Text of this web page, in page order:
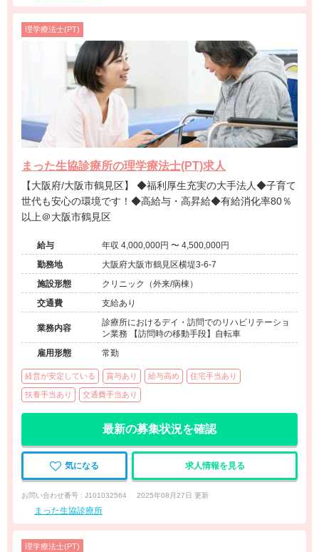
理学療法士(PT)
まった生協診療所の理学療法士(PT)求人
【大阪府/大阪市鶴見区】 ◆福利厚生充実の大手法人◆子育て
世代も安心の環境です！◆高給与・高昇給◆有給消化率80％
以上＠大阪市鶴見区
給与
年収 4,000,000円 〜 4,500,000円
勤務地
大阪府大阪市鶴見区横堤3-6-7
施設形態
クリニック（外来/病棟）
交通費
支給あり
業務内容
診療所におけるデイ・訪問でのリハビリテーショ
ン業務 【訪問時の移動手段】自転車
雇用形態
常勤
経営が安定している 賞与あり 給与高め 住宅手当あり
扶養手当あり 交通費手当あり
最新の募集状況を確認
気になる 求人情報を見る
お問い合わせ番号 : J101032564 2025年08月27日 更新
まった生協診療所
理学療法士(PT)